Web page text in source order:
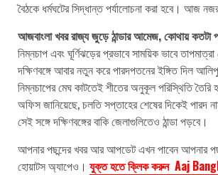
বৈঠকে ধর্মঘটের সিদ্ধান্ত পর্যালোচনা করা হবে। আজ
আজবাংলা খবর রাজ্য জুড়ে ঠান্ডার আমেজ, কোথায় কতটা
নিম্নচাপ এবং ঘূর্ণিঝড়ের প্রভাবে সাময়িক ভাবে
দক্ষিণবঙ্গে আবার নতুন করে পারদপতনের ইঙ্গিত দিল
নিম্নচাপের মেঘ কাটতেই শীতের অনুকূল পরিস্থিতি তৈরি
অফিস জানিয়েছে, চলতি সপ্তাহের শেষের দিকেই পারদ
সেই সঙ্গে দক্ষিণবঙ্গের বাকি জেলাগুলিতেও ঠান্ডা পড়বে।
আপনার পছন্দের খবর আর আপডেট এখন পাবেন আপনার
হোয়াটস অ্যাপেও। যুক্ত হতে ক্লিক করুন Aaj